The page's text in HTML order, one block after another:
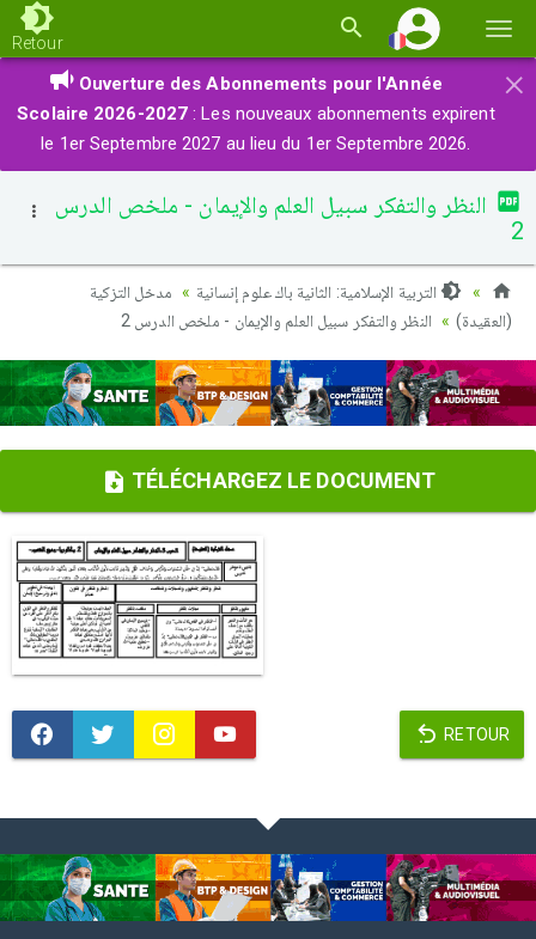
la
Retour
×
Ouverture des Abonnements pour l'Année
Scolaire 2026-2027 : Les nouveaux abonnements expirent
le 1er Septembre 2027 au lieu du 1er Septembre 2026.
النظر والتفكر سبيل العلم والإيمان - ملخص الدرس
2
التربية الإسلامية: الثانية باك علوم إنسانية
مدخل التزكية
(العقيدة)
النظر والتفكر سبيل العلم والإيمان - ملخص الدرس 2
TÉLÉCHARGEZ LE DOCUMENT
RETOUR